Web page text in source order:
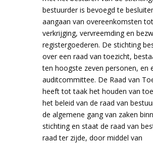
bestuurder is bevoegd te
aangaan van overeenkomsten tot
verkrijging, vervreemding en
registergoederen. De stichting
over een raad van toezicht,
ten hoogste zeven personen, en
auditcommittee. De Raad van
heeft tot taak het houden van
het beleid van de raad van
de algemene gang van zaken
stichting en staat de raad van
raad ter zijde, door middel van